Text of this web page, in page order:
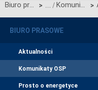
Biuro prasowe > Komunikaty OSP >
BIURO PRASOWE
Aktualności
Komunikaty OSP
Prosto o energetyce